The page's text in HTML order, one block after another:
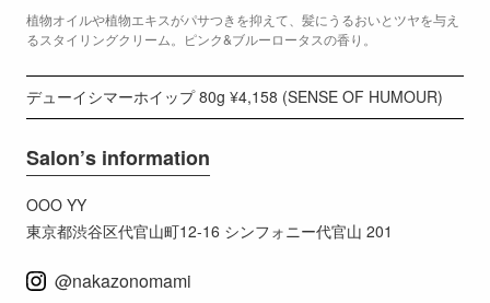
植物オイルや植物エキスがパサつきを抑えて、髪にうるおいとツヤを与え
るスタイリングクリーム。ピンク&ブルーロータスの香り。
デューイシマーホイップ 80g ¥4,158 (SENSE OF HUMOUR)
Salon’s information
OOO YY
東京都渋谷区代官山町12-16 シンフォニー代官山 201
@nakazonomami